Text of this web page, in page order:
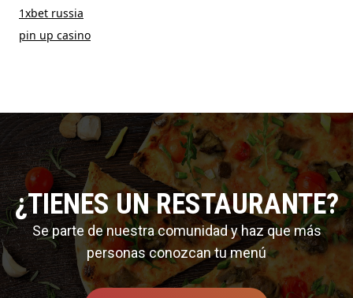
1xbet russia
pin up casino
¿TIENES UN RESTAURANTE?
Se parte de nuestra comunidad y haz que más
personas conozcan tu menú